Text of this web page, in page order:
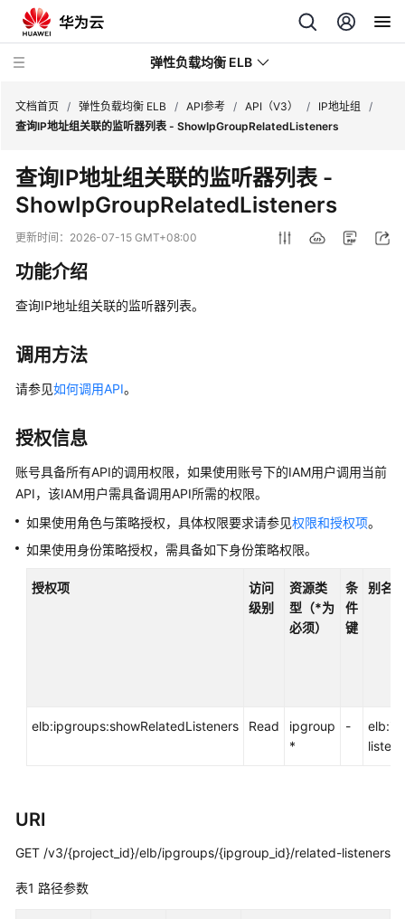
弹性负载均衡 ELB
最
新
动
产
品
介
计
费
明
快
速
门
户
践
考
使
前
文档首页 / 弹性负载均衡 ELB / API参考 / API（V3） / IP地址组
/
查询IP地址组关联的监听器列表 - ShowIpGroupRelatedListeners
查询IP地址组关联的监听器列表 -
ShowIpGroupRelatedListeners
更新时间： 2026-07-15 GMT+08:00
功能介绍
查询IP地址组关联的监听器列表。
调用方法
请参见如何调用API。
授权信息
账号具备所有API的调用权限，如果使用账号下的IAM用户调用当前
API，该IAM用户需具备调用API所需的权限。
如果使用角色与策略授权，具体权限要求请参见权限和授权项。
如果使用身份策略授权，需具备如下身份策略权限。
授权项
访问
级别
资源类
型（*为
必须）
条
件
键
别名
elb:ipgroups:showRelatedListeners Read
ipgroup
*
-
URI
GET /v3/{project_id}/elb/ipgroups/{ipgroup_id}/related-listeners
表1 路径参数